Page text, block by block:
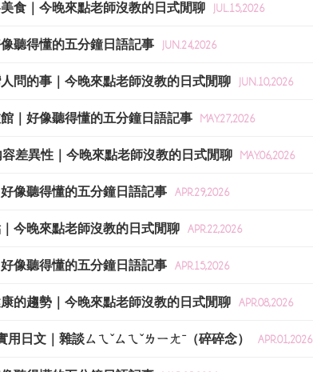
食｜今晚來點老師沒教的日式閒聊 JUL.15,2026
聽得懂的五分鐘日語記事 JUN.24,2026
問的事｜今晚來點老師沒教的日式閒聊 JUN.10,2026
｜好像聽得懂的五分鐘日語記事 MAY.27,2026
容差異性｜今晚來點老師沒教的日式閒聊 MAY.06,2026
像聽得懂的五分鐘日語記事 APR.29,2026
今晚來點老師沒教的日式閒聊 APR.22,2026
像聽得懂的五分鐘日語記事 APR.15,2026
的趨勢｜今晚來點老師沒教的日式閒聊 APR.08,2026
用日文｜雜談ㄙㄟˇㄙㄟˇㄌㄧㄤˉ（碎碎念） APR.01,2026